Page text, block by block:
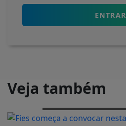
ENTRAR
Veja também